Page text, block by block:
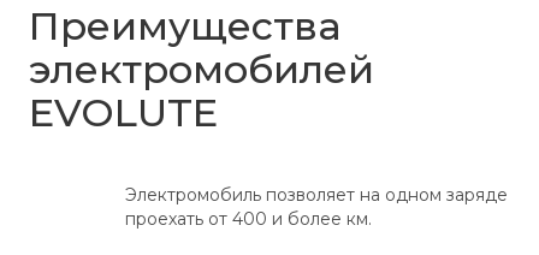
Преимущества
электромобилей
EVOLUTE
Электромобиль позволяет на одном заряде
проехать от 400 и более км.